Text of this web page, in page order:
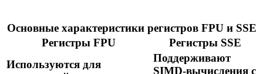
Основные характеристики регистров FPU и SSE
Регистры FPU
Регистры SSE
Используются для
Поддерживают
SIMD-вычисления с